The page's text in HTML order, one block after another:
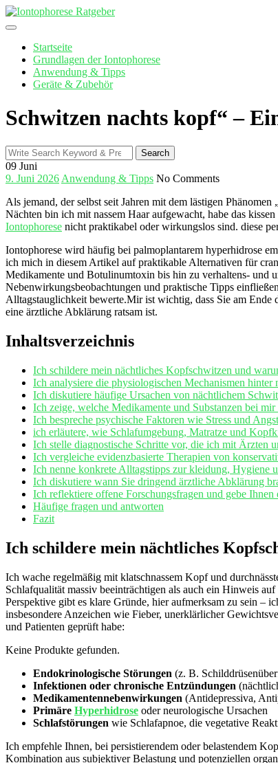
Skip
to
Startseite
Grundlagen der Iontophorese
Anwendung & Tipps
Geräte & Zubehör
Schwitzen nachts kopf“ –
Search
for:
Search
09 Juni
9. Juni 2026 Anwendung & Tipps No Comments
Als jemand, der selbst seit Jahren‍ mit ⁢dem lästigen
Nächten bin ich mit nassem Haar aufgewacht, ​habe das
Iontophorese nicht praktikabel oder wirkungslos sind. diese
Iontophorese wird häufig bei palmoplantarem hyperhidrose⁢
ich mich in‍ diesem⁣ Artikel auf ⁣praktikable Alternativen für
Medikamente und Botulinumtoxin bis hin ​zu verhaltens- und
Nebenwirkungsbeobachtungen und praktische Tipps
Alltagstauglichkeit bewerte.Mir ist wichtig, dass Sie am
eine ärztliche Abklärung ratsam ist.
Inhaltsverzeichnis
Ich schildere mein nächtliches ‌Kopfschwitzen und
Ich analysiere die physiologischen Mechanismen
Ich diskutiere häufige Ursachen von‍ nächtlichem
Ich zeige, welche Medikamente und ‌Substanzen bei
Ich bespreche psychische Faktoren wie Stress und
ich erläutere, wie Schlafumgebung, Matratze und
Ich stelle diagnostische Schritte vor, die ich mit Ärzten
Ich ​vergleiche evidenzbasierte Therapien von
Ich⁤ nenne konkrete Alltagstipps zur kleidung, Hygiene
Ich diskutiere wann Sie dringend ärztliche Abklärung
Ich reflektiere offene Forschungsfragen⁣ und gebe
Häufige fragen und antworten
Fazit
Ich schildere mein nächtliches
Ich wache regelmäßig mit klatschnassem Kopf ‌und
Schlafqualität massiv beeinträchtigen als auch ein Hinweis
Perspektive gibt es klare Gründe, hier aufmerksam⁤ zu ‌sein⁣ –
insbesondere Anzeichen wie Fieber, unerklärlicher
und Patienten geprüft⁤ habe:
Keine Produkte gefunden.
Endokrinologische Störungen ⁣(z. B.
Infektionen oder chronische Entzündungen
Medikamentennebenwirkungen (Antidepressiva,
Primäre Hyperhidrose oder neurologische Ursachen
Schlafstörungen wie Schlafapnoe, die vegetative
Ich empfehle Ihnen, bei persistierendem oder belastendem
Kombination aus subjektiver Belastung und potenziellen